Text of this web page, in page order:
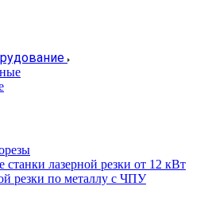
лазерной резки от 12 кВт
резки по металлу с ЧПУ